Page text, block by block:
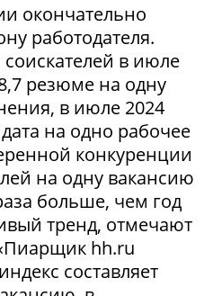
окончательно
работодателя.
в июле
резюме на одну
в июле 2024
на одно рабочее
конкуренции
на одну вакансию
больше, чем год
тренд, отмечают
hh.ru
составляет